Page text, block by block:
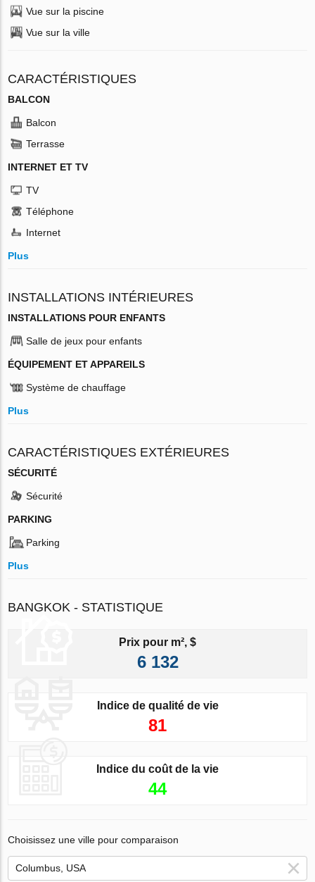
Vue sur la piscine
Vue sur la ville
CARACTÉRISTIQUES
BALCON
Balcon
Terrasse
INTERNET ET TV
TV
Téléphone
Internet
Plus
INSTALLATIONS INTÉRIEURES
INSTALLATIONS POUR ENFANTS
Salle de jeux pour enfants
ÉQUIPEMENT ET APPAREILS
Système de chauffage
Plus
CARACTÉRISTIQUES EXTÉRIEURES
SÉCURITÉ
Sécurité
PARKING
Parking
Plus
BANGKOK - STATISTIQUE
Prix pour m², $
6 132
Indice de qualité de vie
81
Indice du coût de la vie
44
Choisissez une ville pour comparaison